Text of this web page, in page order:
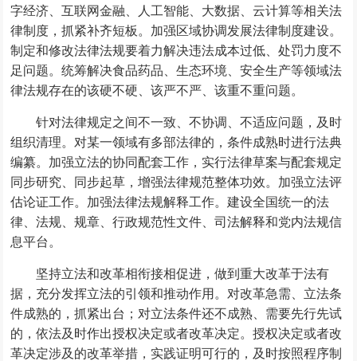
字经济、互联网金融、人工智能、大数据、云计算等相关法
律制度，抓紧补齐短板。加强区域协调发展法律制度建设。
制定和修改法律法规要着力解决违法成本过低、处罚力度不
足问题。统筹解决食品药品、生态环境、安全生产等领域法
律法规存在的该硬不硬、该严不严、该重不重问题。
针对法律规定之间不一致、不协调、不适应问题，及时
组织清理。对某一领域有多部法律的，条件成熟时进行法典
编纂。加强立法的协同配套工作，实行法律草案与配套规定
同步研究、同步起草，增强法律规范整体功效。加强立法评
估论证工作。加强法律法规解释工作。建设全国统一的法
律、法规、规章、行政规范性文件、司法解释和党内法规信
息平台。
坚持立法和改革相衔接相促进，做到重大改革于法有
据，充分发挥立法的引领和推动作用。对改革急需、立法条
件成熟的，抓紧出台；对立法条件还不成熟、需要先行先试
的，依法及时作出授权决定或者改革决定。授权决定或者改
革决定涉及的改革举措，实践证明可行的，及时按照程序制